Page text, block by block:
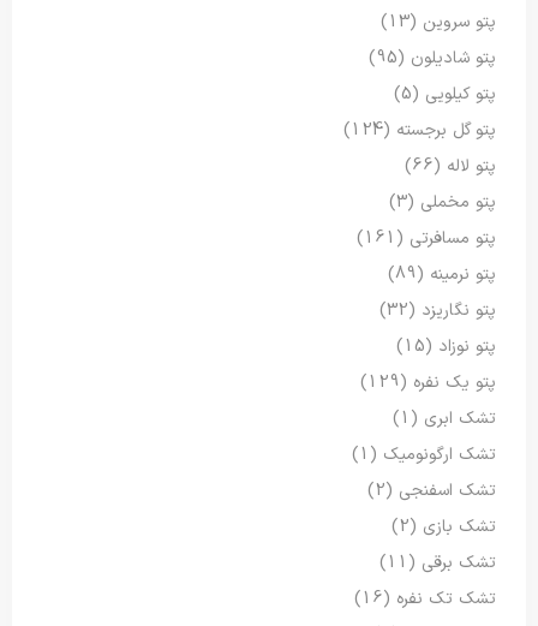
پتو سروین (13)
پتو شادیلون (95)
پتو کیلویی (5)
پتو گل برجسته (124)
پتو لاله (66)
پتو مخملی (3)
پتو مسافرتی (161)
پتو نرمینه (89)
پتو نگاریزد (32)
پتو نوزاد (15)
پتو یک نفره (129)
تشک ابری (1)
تشک ارگونومیک (1)
تشک اسفنجی (2)
تشک بازی (2)
تشک برقی (11)
تشک تک نفره (16)